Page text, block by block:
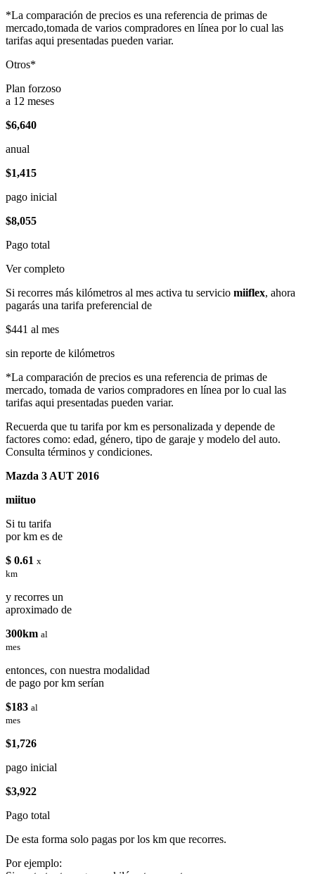
*La comparación de precios es una referencia de primas de
mercado,tomada de varios compradores en línea por lo cual las
tarifas aqui presentadas pueden variar.
Otros*
Plan forzoso
a 12 meses
$6,640
anual
$1,415
pago inicial
$8,055
Pago total
Ver completo
Si recorres más kilómetros al mes activa tu servicio miiflex, ahora
pagarás una tarifa preferencial de
$441 al mes
sin reporte de kilómetros
*La comparación de precios es una referencia de primas de
mercado, tomada de varios compradores en línea por lo cual las
tarifas aqui presentadas pueden variar.
Recuerda que tu tarifa por km es personalizada y depende de
factores como: edad, género, tipo de garaje y modelo del auto.
Consulta términos y condiciones.
Mazda 3 AUT 2016
miituo
Si tu tarifa
por km es de
$ 0.61 x
km
y recorres un
aproximado de
300km al
mes
entonces, con nuestra modalidad
de pago por km serían
$183 al
mes
$1,726
pago inicial
$3,922
Pago total
De esta forma solo pagas por los km que recorres.
Por ejemplo: